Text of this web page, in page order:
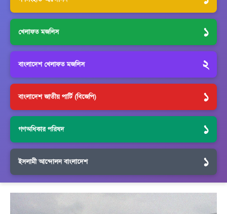
খেলাফত মজলিস ১
বাংলাদেশ খেলাফত মজলিস ২
বাংলাদেশ জাতীয় পার্টি (বিজেপি) ১
গণঅধিকার পরিষদ ১
ইসলামী আন্দোলন বাংলাদেশ ১